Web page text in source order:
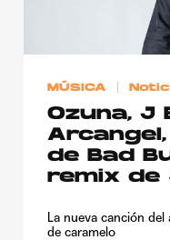
MÚSICA
Ozuna, J
de Bad
remix de
La nueva canción
de caramelo